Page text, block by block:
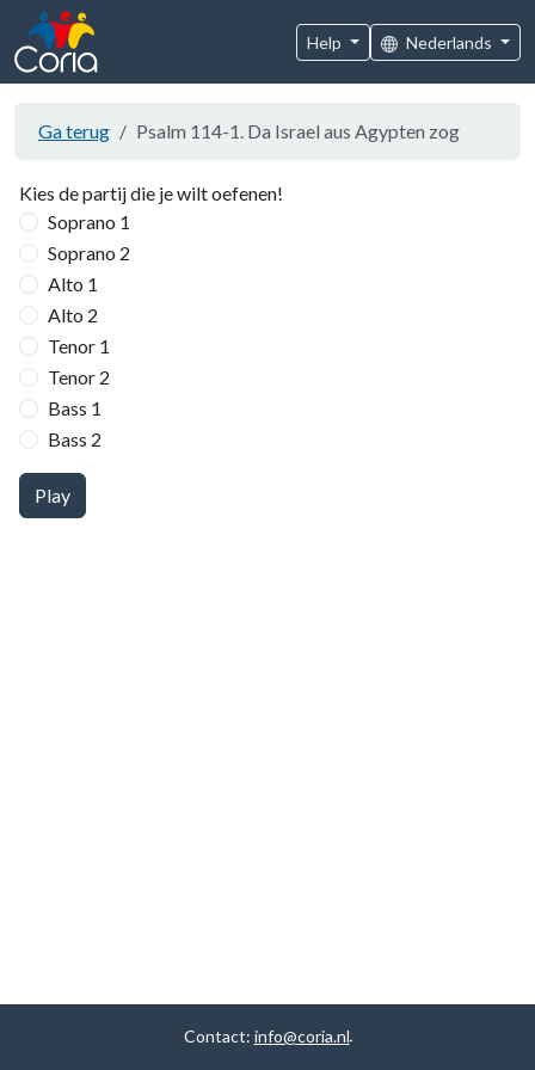
Help Nederlands
Ga terug Psalm 114-1. Da Israel aus Agypten zog
Kies de partij die je wilt oefenen!
Soprano 1
Soprano 2
Alto 1
Alto 2
Tenor 1
Tenor 2
Bass 1
Bass 2
Play
Contact: info@coria.nl.